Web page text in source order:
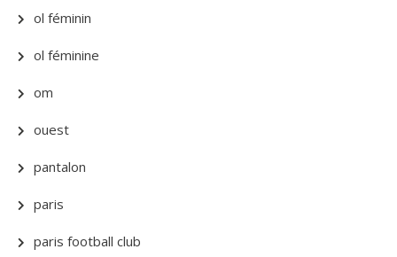
ol féminin
ol féminine
om
ouest
pantalon
paris
paris football club